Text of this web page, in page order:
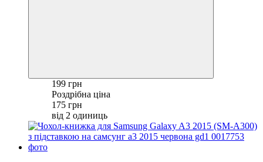
199 грн
Роздрібна ціна
175 грн
від 2 одиниць